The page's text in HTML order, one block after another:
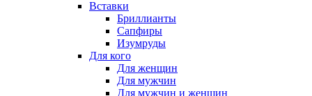
Вставки
Бриллианты
Сапфиры
Изумруды
Для кого
Для женщин
Для мужчин
Для мужчин и женщин